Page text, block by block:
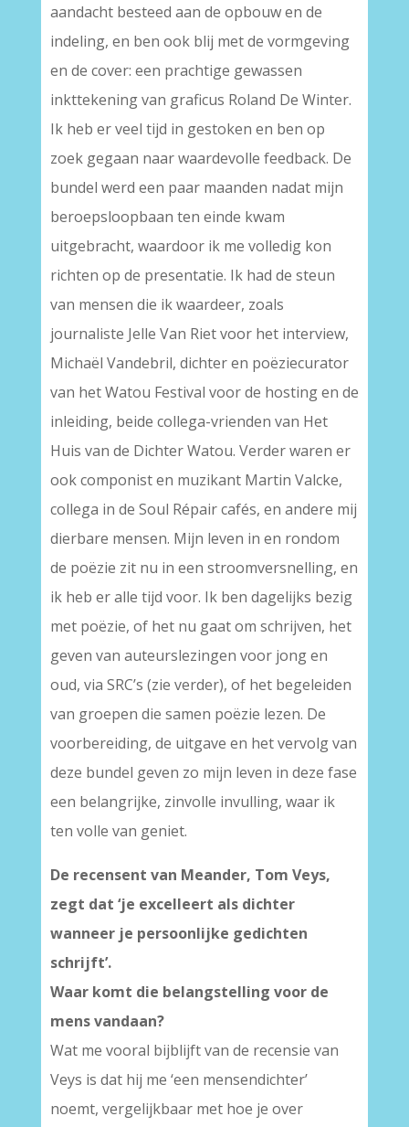
aandacht besteed aan de opbouw en de
indeling, en ben ook blij met de vormgeving
en de cover: een prachtige gewassen
inkttekening van graficus Roland De Winter.
Ik heb er veel tijd in gestoken en ben op
zoek gegaan naar waardevolle feedback. De
bundel werd een paar maanden nadat mijn
beroepsloopbaan ten einde kwam
uitgebracht, waardoor ik me volledig kon
richten op de presentatie. Ik had de steun
van mensen die ik waardeer, zoals
journaliste Jelle Van Riet voor het interview,
Michaël Vandebril, dichter en poëziecurator
van het Watou Festival voor de hosting en de
inleiding, beide collega-vrienden van Het
Huis van de Dichter Watou. Verder waren er
ook componist en muzikant Martin Valcke,
collega in de Soul Répair cafés, en andere mij
dierbare mensen. Mijn leven in en rondom
de poëzie zit nu in een stroomversnelling, en
ik heb er alle tijd voor. Ik ben dagelijks bezig
met poëzie, of het nu gaat om schrijven, het
geven van auteurslezingen voor jong en
oud, via SRC’s (zie verder), of het begeleiden
van groepen die samen poëzie lezen. De
voorbereiding, de uitgave en het vervolg van
deze bundel geven zo mijn leven in deze fase
een belangrijke, zinvolle invulling, waar ik
ten volle van geniet.
De recensent van Meander, Tom Veys,
zegt dat ‘je excelleert als dichter
wanneer je persoonlijke gedichten
schrijft’.
Waar komt die belangstelling voor de
mens vandaan?
Wat me vooral bijblijft van de recensie van
Veys is dat hij me ‘een mensendichter’
noemt, vergelijkbaar met hoe je over